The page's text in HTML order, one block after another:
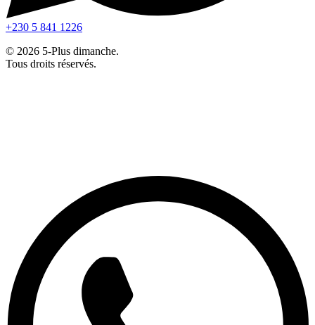
+230 5 841 1226
© 2026 5-Plus dimanche.
Tous droits réservés.